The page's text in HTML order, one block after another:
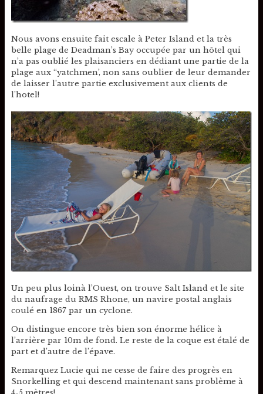
Nous avons ensuite fait escale à Peter Island et la très
belle plage de Deadman’s Bay occupée par un hôtel qui
n’a pas oublié les plaisanciers en dédiant une partie de la
plage aux “yatchmen’, non sans oublier de leur demander
de laisser l’autre partie exclusivement aux clients de
l’hotel!
Un peu plus loinà l’Ouest, on trouve Salt Island et le site
du naufrage du RMS Rhone, un navire postal anglais
coulé en 1867 par un cyclone.
On distingue encore très bien son énorme hélice à
l’arrière par 10m de fond. Le reste de la coque est étalé de
part et d’autre de l’épave.
Remarquez Lucie qui ne cesse de faire des progrès en
Snorkelling et qui descend maintenant sans problème à